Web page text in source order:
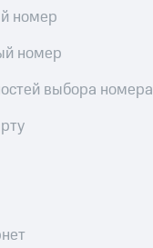
номер
номер
выбора номера